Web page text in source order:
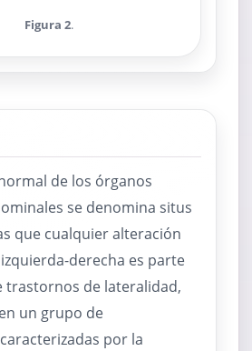
Figura 2.
de los órganos
se denomina situs
que cualquier alteración
derecha es parte
trastornos de lateralidad,
un grupo de
por la